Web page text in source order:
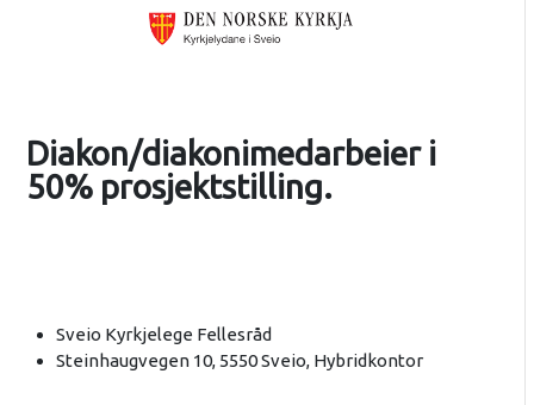
Diakon/diakonimedarbeier i
50% prosjektstilling.
Sveio Kyrkjelege Fellesråd
Steinhaugvegen 10, 5550 Sveio, Hybridkontor